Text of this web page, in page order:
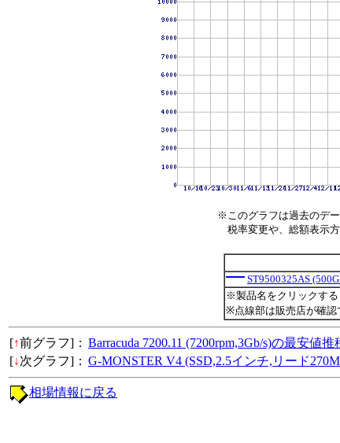
※このグラフは過去のデ
税率変更や、総額表示方
ST9500325AS
※製品名をクリックす
※点線部は販売店が確認
[↑前グラフ]： Barracuda 7200.11 (7200rpm,3Gb/s)の最安値推
[↓次グラフ]： G-MONSTER V4 (SSD,2.5インチ,リード
相場情報に戻る